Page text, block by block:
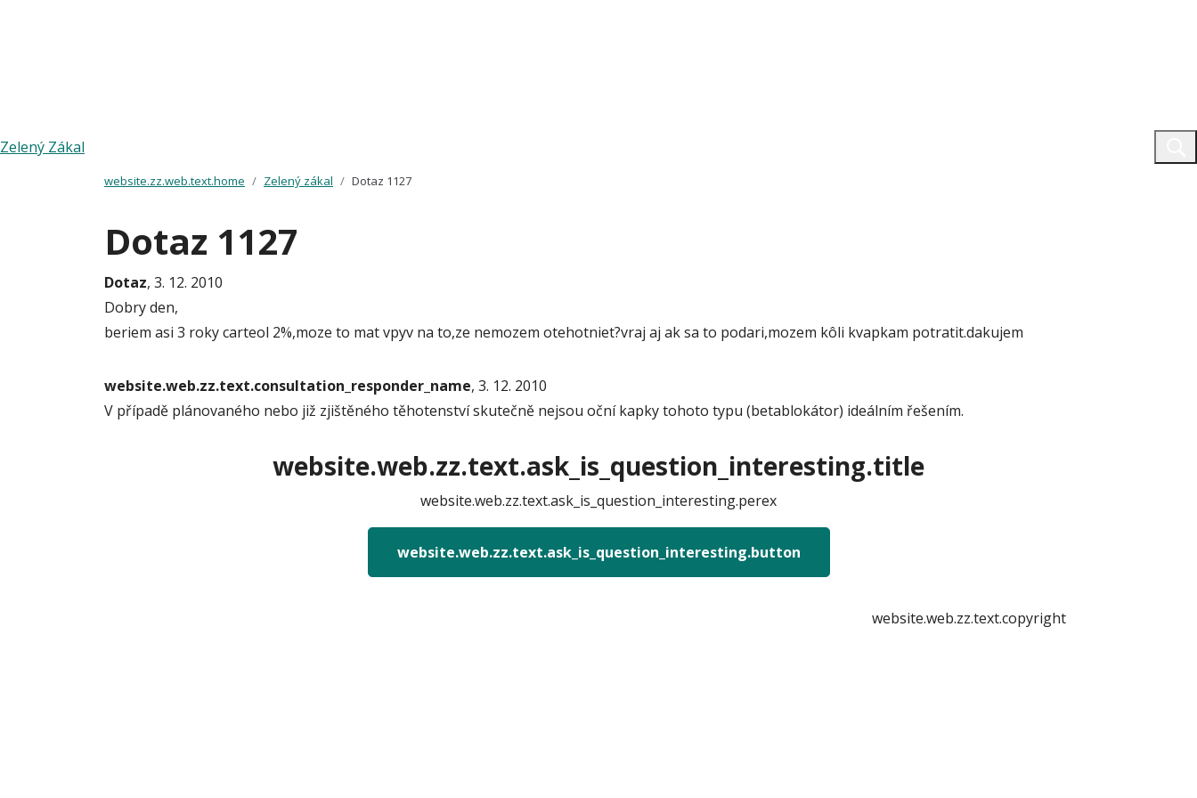
Zelený Zákal
website.zz.web.text.home Zelený zákal Dotaz 1127
Dotaz 1127
Dotaz, 3. 12. 2010
Dobry den,
beriem asi 3 roky carteol 2%,moze to mat vpyv na to,ze nemozem otehotniet?vraj aj ak sa to podari,mozem kôli kvapkam potratit.dakujem
website.web.zz.text.consultation_responder_name, 3. 12. 2010
V případě plánovaného nebo již zjištěného těhotenství skutečně nejsou oční kapky tohoto typu (betablokátor) ideálním řešením.
website.web.zz.text.ask_is_question_interesting.title
website.web.zz.text.ask_is_question_interesting.perex
website.web.zz.text.ask_is_question_interesting.button
website.web.zz.text.copyright